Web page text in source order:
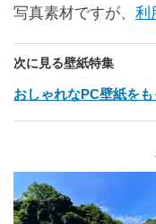
写真素材ですが、 利
次に見る壁紙特集
おしゃれなPC壁紙を